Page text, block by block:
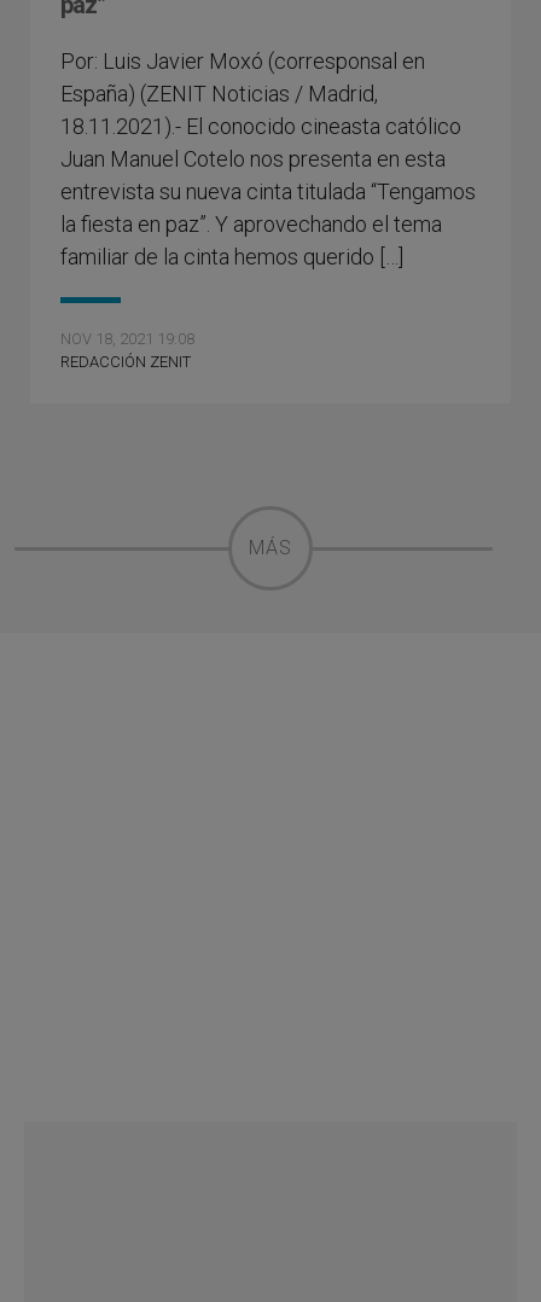
Por: Luis Javier Moxó (corresponsal en
España) (ZENIT Noticias / Madrid,
18.11.2021).- El conocido cineasta católico
Juan Manuel Cotelo nos presenta en esta
entrevista su nueva cinta titulada “Tengamos
la fiesta en paz”. Y aprovechando el tema
familiar de la cinta hemos querido […]
NOV 18, 2021 19:08
REDACCIÓN ZENIT
MÁS